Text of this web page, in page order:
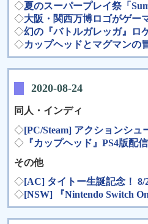
◇夏のスーパープレイ祭「
◇大阪・関西万博ロゴがゲー
◇幻の『バトルガレッガ』ロ
◇カップヘッドとマグマンの
2020-08-24
同人・インディ
◇[PC/Steam] アクションシ
◇ 『カップヘッド』PS4版
その他
◇[AC] タイトー生誕記念！ 8/
◇[NSW] 『Nintendo Switch